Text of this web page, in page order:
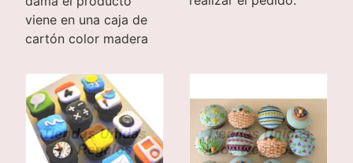
viene en una caja de
cartón color madera